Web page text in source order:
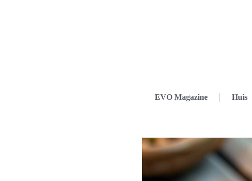
EVO Magazine Huis